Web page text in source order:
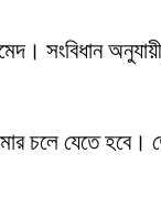
সংবিধান
চলে যেতে হবে।